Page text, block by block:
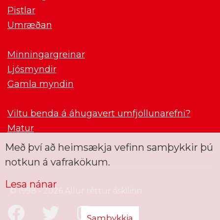
Pistlar
Umræðan
Minningargreinar
Ljósmyndir
Gamla myndin
Viltu benda á áhugavert umfjöllunarefni?
Matur
© 1998 - 2026 Allur réttur áskilinn
Með því að heimsækja vefinn samþykkir þú
notkun á vafrakökum.
Lesa nánar
Samþykkja